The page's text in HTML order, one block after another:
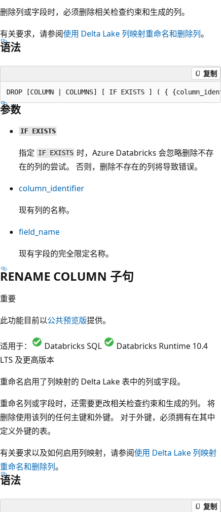
删除列或字段时，必须删除相关检查约束和生成的列。
有关要求，请参阅使用 Delta Lake 列映射重命名和删除列。
语法
复制
参数
IF EXISTS
指定 IF EXISTS 时，Azure Databricks 会忽略删除不存
在的列的尝试。 否则，删除不存在的列将导致错误。
column_identifier
现有列的名称。
field_name
现有字段的完全限定名称。
RENAME COLUMN 子句
重要
此功能目前以公共预览版提供。
适用于： Databricks SQL
Databricks Runtime 10.4
LTS 及更高版本
重命名启用了列映射的 Delta Lake 表中的列或字段。
重命名列或字段时，还需要更改相关检查约束和生成的列。 将
删除使用该列的任何主键和外键。 对于外键，必须拥有在其中
定义外键的表。
有关要求以及如何启用列映射，请参阅使用 Delta Lake 列映射
重命名和删除列。
语法
复制